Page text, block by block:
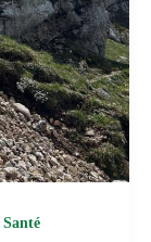
Santé